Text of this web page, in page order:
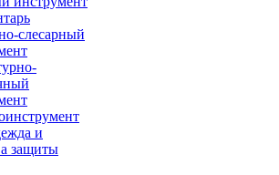
слесарный
и
защиты